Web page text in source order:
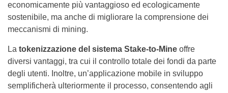
economicamente più vantaggioso ed ecologicamente
sostenibile, ma anche di migliorare la comprensione dei
meccanismi di mining.
La tokenizzazione del sistema Stake-to-Mine offre
diversi vantaggi, tra cui il controllo totale dei fondi da parte
degli utenti. Inoltre, un’applicazione mobile in sviluppo
semplificherà ulteriormente il processo, consentendo agli